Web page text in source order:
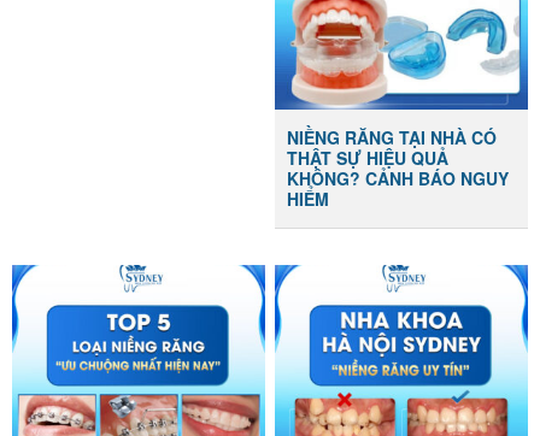
NIỀNG RĂNG TẠI NHÀ CÓ
THẬT SỰ HIỆU QUẢ
KHÔNG? CẢNH BÁO NGUY
HIỂM